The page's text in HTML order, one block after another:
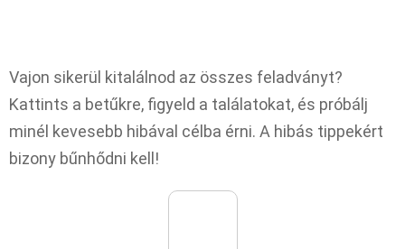
Vajon sikerül kitalálnod az összes feladványt?
Kattints a betűkre, figyeld a találatokat, és próbálj
minél kevesebb hibával célba érni. A hibás tippekért
bizony bűnhődni kell!